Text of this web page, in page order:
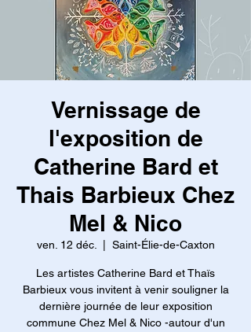
Vernissage de
l'exposition de
Catherine Bard et
Thais Barbieux Chez
Mel & Nico
ven. 12 déc. Saint-Élie-de-Caxton
Les artistes Catherine Bard et Thaïs
Barbieux vous invitent à venir souligner la
dernière journée de leur exposition
commune Chez Mel & Nico -autour d'un